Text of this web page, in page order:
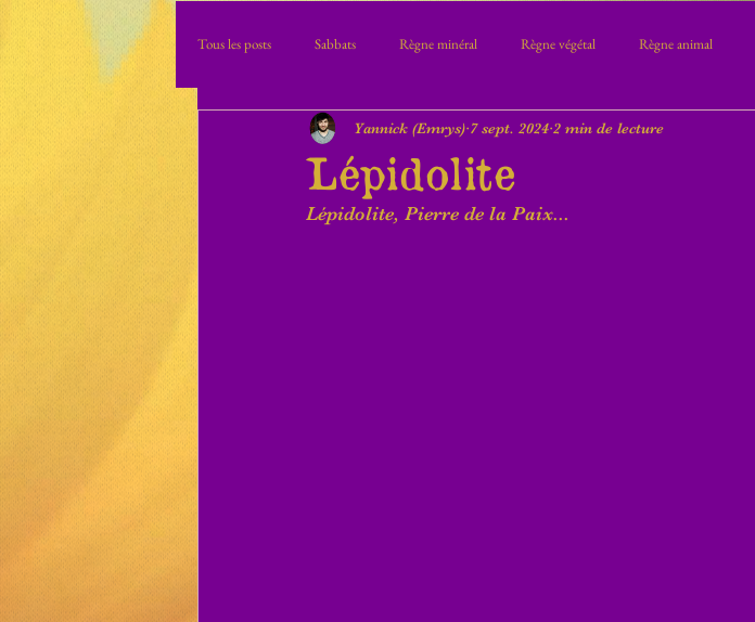
Tous les posts Sabbats Règne minéral Règne végétal Règne animal
Lépidolite
Yannick (Emrys) 7 sept. 2024 2 min de lecture
Lépidolite, Pierre de la Paix...